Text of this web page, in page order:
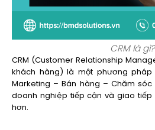
CRM là gì?
CRM (Customer Relationship
khách hàng) là một phương
Marketing – Bán hàng – Chăm
doanh nghiệp tiếp cận và giao
hơn.